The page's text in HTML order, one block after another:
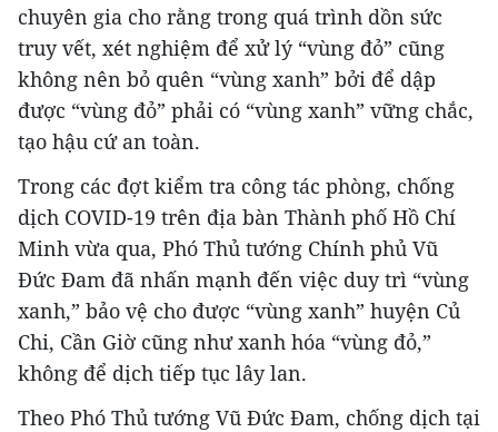
chuyên gia cho rằng trong quá trình dồn sức
truy vết, xét nghiệm để xử lý “vùng đỏ” cũng
không nên bỏ quên “vùng xanh” bởi để dập
được “vùng đỏ” phải có “vùng xanh” vững chắc,
tạo hậu cứ an toàn.
Trong các đợt kiểm tra công tác phòng, chống
dịch COVID-19 trên địa bàn Thành phố Hồ Chí
Minh vừa qua, Phó Thủ tướng Chính phủ Vũ
Đức Đam đã nhấn mạnh đến việc duy trì “vùng
xanh,” bảo vệ cho được “vùng xanh” huyện Củ
Chi, Cần Giờ cũng như xanh hóa “vùng đỏ,”
không để dịch tiếp tục lây lan.
Theo Phó Thủ tướng Vũ Đức Đam, chống dịch tại